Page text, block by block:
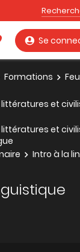
Se
Formations
littératures et
littératures et
Intro à la